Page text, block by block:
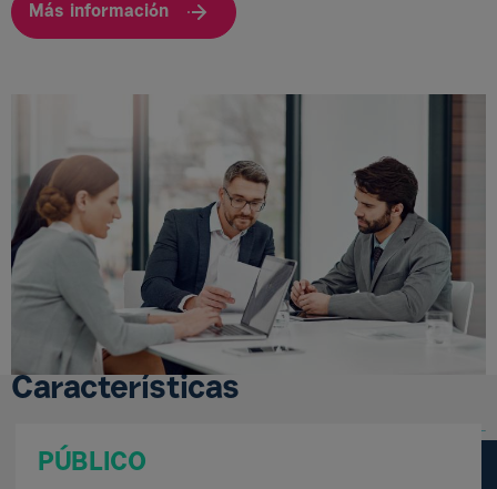
Más información
Características
PÚBLICO